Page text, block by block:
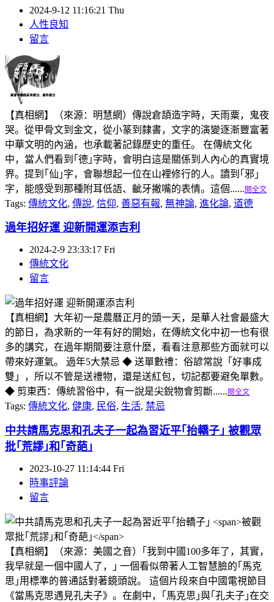
2024-9-12 11:16:21 Thu
人性良知
留言
【真相網】（來源：明慧網）傳說倉頡造字時，天雨粟，鬼夜
哭。從甲骨文到金文，從小篆到隸書，文字的演變逐漸豐富著
中華文明的內涵，也承載著記錄歷史的重任。 在傳統文化
中，當人們看到｢德｣字時，會明白這是關係到人內心的真實境
界。提到｢仙｣字，會聯想起一位在山裡修行的人。讀到｢邪｣
字，能感受到那種附耳低語、齜牙撇嘴的表情。這個...... 閱全文
Tags: 傳統文化, 傳說, 信仰, 善惡有報, 無神論, 進化論, 道德
過年招好運 迎新開運添吉利
2024-2-9 23:33:17 Fri
傳統文化
留言
【真相網】大年初一是農曆正月的頭一天，是華人社會最盛大
的節日，為求新的一年有好的開始，在傳統文化中初一也有很
多的講究，在過年期間要注意什麼，看看注意那些方面就可以
帶來好運氣。 過年5大禁忌 ◆ 送單數禮：俗諺常說「好事成
雙」，所以不管是送禮物，還是送紅包，切記都要避免單數。
◆ 剪東西：傳統習俗中，有一說是尖銳物會剪斷...... 閱全文
Tags: 傳統文化, 健康, 民俗, 生活, 禁忌
中共請馬克思和孔夫子一起為習近平｢抬轎子｣ 被觀眾
批｢荒謬｣和｢奇葩｣
2023-10-27 11:14:44 Fri
時事評論
留言
【真相網】（來源：美國之音）｢我到中國100多年了，其實，
我早就是一個中國人了，｣ 一個看似帶著人工智慧臉的｢馬克
思｣用標準的普通話對著鏡頭說。 這個片段來自中國電視節目
《當馬克思遇見孔夫子》。在劇中，｢馬克思｣與｢孔夫子｣在交